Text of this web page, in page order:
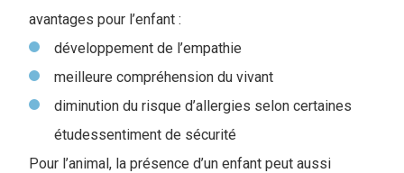
avantages pour l’enfant :
développement de l’empathie
meilleure compréhension du vivant
diminution du risque d’allergies selon certaines
étudessentiment de sécurité
Pour l’animal, la présence d’un enfant peut aussi